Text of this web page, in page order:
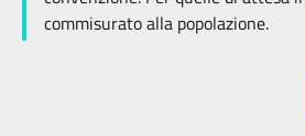
commisurato alla popolazione.